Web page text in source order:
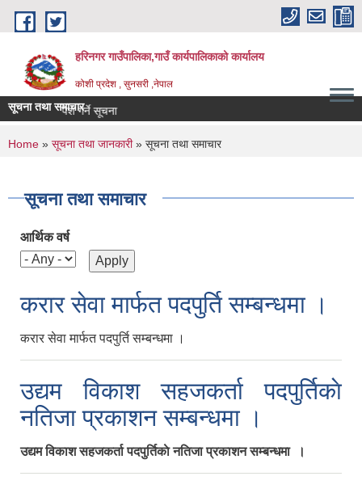
Skip to main content
हरिनगर गाउँपालिका,गाउँ कार्यपालिकाको कार्यालय
कोशी प्रदेश , सुनसरी ,नेपाल
सूचना तथा समाचार
You are here
Home » सूचना तथा जानकारी» सूचना तथा समाचार
सूचना तथा समाचार
आर्थिक वर्ष
करार सेवा मार्फत पदपुर्ति सम्बन्धमा ।
करार सेवा मार्फत पदपुर्ति सम्बन्धमा ।
उद्यम विकाश सहजकर्ता पदपुर्तिकाे
नतिजा प्रकाशन सम्बन्धमा ।
उद्यम विकाश सहजकर्ता पदपुर्तिकाे नतिजा प्रकाशन सम्बन्धमा ।